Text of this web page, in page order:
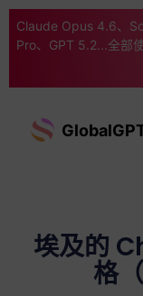
Claude Opus 4.6、
Pro、GPT 5.2...全部
埃及的
格